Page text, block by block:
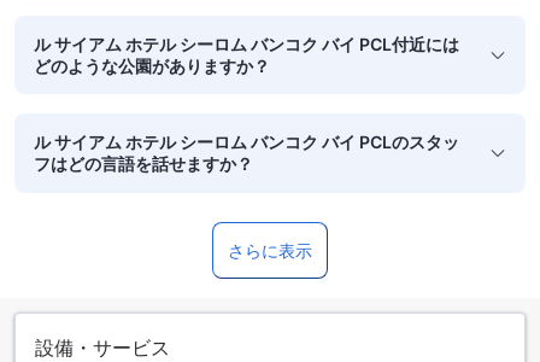
ル サイアム ホテル シーロム バンコク バイ PCL付近には
どのような公園がありますか？
ル サイアム ホテル シーロム バンコク バイ PCLのスタッ
フはどの言語を話せますか？
さらに表示
設備・サービス